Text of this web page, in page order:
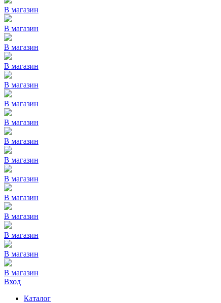
В магазин
В магазин
В магазин
В магазин
В магазин
В магазин
В магазин
В магазин
В магазин
В магазин
В магазин
В магазин
В магазин
В магазин
В магазин
Вход
Каталог